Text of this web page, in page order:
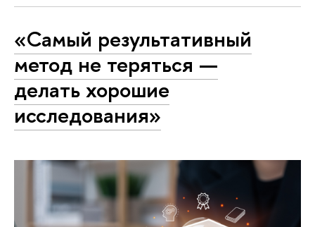
«Самый результативный
метод не теряться —
делать хорошие
исследования»